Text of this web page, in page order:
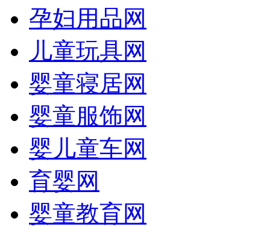
孕妇用品网
儿童玩具网
婴童寝居网
婴童服饰网
婴儿童车网
育婴网
婴童教育网